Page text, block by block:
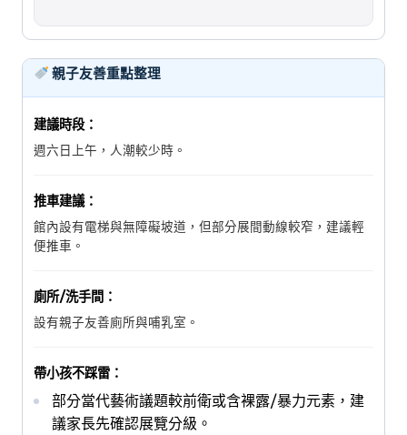
親子友善重點整理
建議時段：
週六日上午，人潮較少時。
推車建議：
館內設有電梯與無障礙坡道，但部分展間動線較窄，建議輕
便推車。
廁所/洗手間：
設有親子友善廁所與哺乳室。
帶小孩不踩雷：
部分當代藝術議題較前衛或含裸露/暴力元素，建
議家長先確認展覽分級。